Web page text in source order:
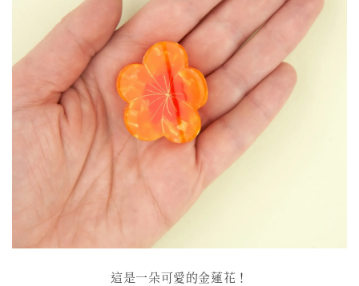
這是一朵可愛的金蓮花！